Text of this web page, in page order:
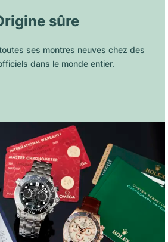
sûre
ses montres neuves chez des
dans le monde entier.